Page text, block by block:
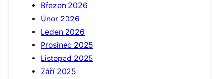
Březen 2026
Únor 2026
Leden 2026
Prosinec 2025
Listopad 2025
Září 2025